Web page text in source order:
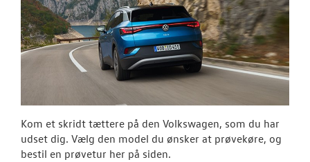
Kom et skridt tættere på den Volkswagen, som du har
udset dig. Vælg den model du ønsker at prøvekøre, og
bestil en prøvetur her på siden.